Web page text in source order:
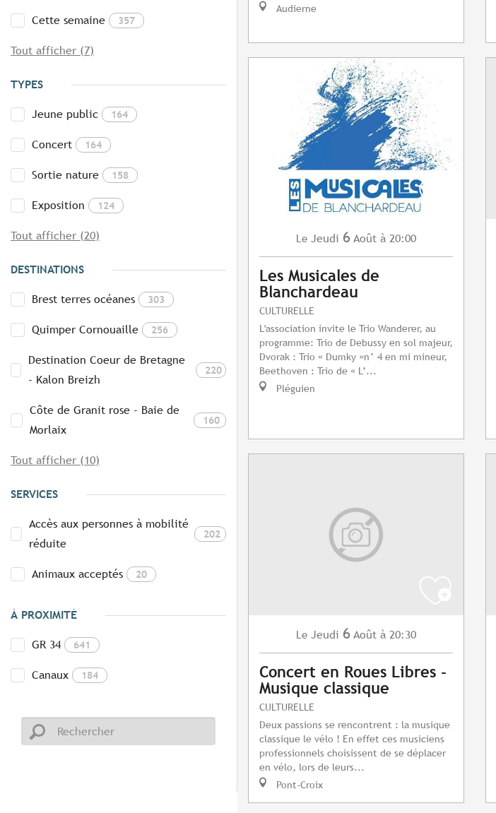
Cette semaine 357
Tout afficher (7)
TYPES
Jeune public 164
Concert 164
Sortie nature 158
Exposition 124
Tout afficher (20)
DESTINATIONS
Brest terres océanes 303
Quimper Cornouaille 256
Destination Coeur de Bretagne
- Kalon Breizh
220
Côte de Granit rose - Baie de
Morlaix
160
Tout afficher (10)
SERVICES
Accès aux personnes à mobilité
réduite
202
Animaux acceptés 20
À PROXIMITÉ
GR 34 641
Canaux 184
Audierne
Le Jeudi 6 Août à 20:00
Les Musicales de
Blanchardeau
CULTURELLE
L'association invite le Trio Wanderer, au
programme: Trio de Debussy en sol majeur,
Dvorak : Trio « Dumky »n° 4 en mi mineur,
Beethoven : Trio de « L’...
Pléguien
Le Jeudi 6 Août à 20:30
Concert en Roues Libres -
Musique classique
CULTURELLE
Deux passions se rencontrent : la musique
classique le vélo ! En effet ces musiciens
professionnels choisissent de se déplacer
en vélo, lors de leurs...
Pont-Croix